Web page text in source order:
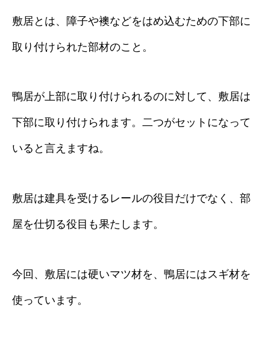
敷居とは、障子や襖などをはめ込むための下部に
取り付けられた部材のこと。
鴨居が上部に取り付けられるのに対して、敷居は
下部に取り付けられます。二つがセットになって
いると言えますね。
敷居は建具を受けるレールの役目だけでなく、部
屋を仕切る役目も果たします。
今回、敷居には硬いマツ材を、鴨居にはスギ材を
使っています。